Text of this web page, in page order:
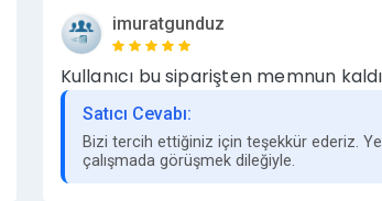
imuratgunduz
Kullanıcı bu siparişten memnun
Satıcı Cevabı:
Bizi tercih ettiğiniz için teşekkür ederiz.
çalışmada görüşmek dileğiyle.